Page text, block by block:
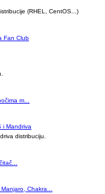
(RHEL, CentOS...)
Fan Club
m...
i Mandriva
distribuciju.
Chakra...